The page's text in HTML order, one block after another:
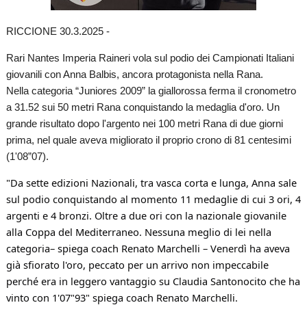
RICCIONE 30.3.2025 -
Rari Nantes Imperia Raineri vola sul podio dei Campionati Italiani
giovanili con Anna Balbis, ancora protagonista nella Rana.
Nella categoria “Juniores 2009” la giallorossa ferma il cronometro
a 31.52 sui 50 metri Rana conquistando la medaglia d'oro. Un
grande risultato dopo l'argento nei 100 metri Rana di due giorni
prima, nel quale aveva migliorato il proprio crono di 81 centesimi
(1'08”07).
"Da sette edizioni Nazionali, tra vasca corta e lunga, Anna sale
sul podio conquistando al momento 11 medaglie di cui 3 ori, 4
argenti e 4 bronzi. Oltre a due ori con la nazionale giovanile
alla Coppa del Mediterraneo. Nessuna meglio di lei nella
categoria– spiega coach Renato Marchelli – Venerdì ha aveva
già sfiorato l'oro, peccato per un arrivo non impeccabile
perché era in leggero vantaggio su Claudia Santonocito che ha
vinto con 1'07"93" spiega coach Renato Marchelli.